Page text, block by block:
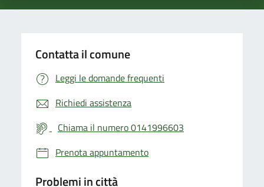
Contatta il comune
Leggi le domande frequenti
Richiedi assistenza
Chiama il numero 0141996603
Prenota appuntamento
Problemi in città